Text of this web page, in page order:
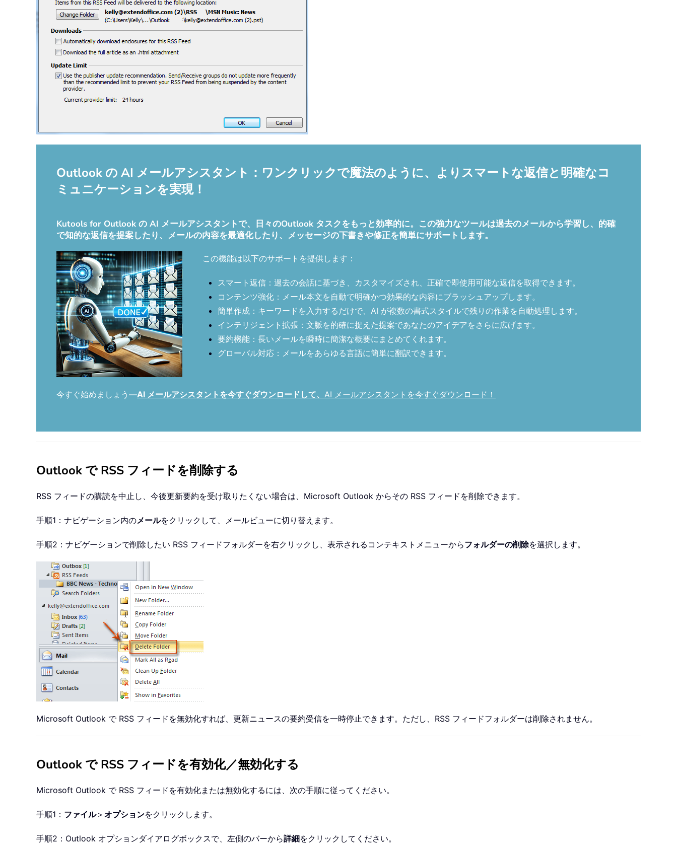
Outlook の AI メールアシスタント：ワンクリックで魔法のように、よりスマートな返信と明確なコ
ミュニケーションを実現！
Kutools for Outlook の AI メールアシスタントで、日々のOutlook タスクをもっと効率的に。この強力なツールは過去のメールから学習し、的確
で知的な返信を提案したり、メールの内容を最適化したり、メッセージの下書きや修正を簡単にサポートします。
この機能は以下のサポートを提供します：
スマート返信：過去の会話に基づき、カスタマイズされ、正確で即使用可能な返信を取得できます。
コンテンツ強化：メール本文を自動で明確かつ効果的な内容にブラッシュアップします。
簡単作成：キーワードを入力するだけで、AI が複数の書式スタイルで残りの作業を自動処理します。
インテリジェント拡張：文脈を的確に捉えた提案であなたのアイデアをさらに広げます。
要約機能：長いメールを瞬時に簡潔な概要にまとめてくれます。
グローバル対応：メールをあらゆる言語に簡単に翻訳できます。
今すぐ始めましょう—AI メールアシスタントを今すぐダウンロードして、 AI メールアシスタントを今すぐダウンロード！
Outlook で RSS フィードを削除する
RSS フィードの購読を中止し、今後更新要約を受け取りたくない場合は、Microsoft Outlook からその RSS フィードを削除できます。
手順1：ナビゲーション内のメールをクリックして、メールビューに切り替えます。
手順2：ナビゲーションで削除したい RSS フィードフォルダーを右クリックし、表示されるコンテキストメニューからフォルダーの削除を選択します。
Microsoft Outlook で RSS フィードを無効化すれば、更新ニュースの要約受信を一時停止できます。ただし、RSS フィードフォルダーは削除されません。
Outlook で RSS フィードを有効化／無効化する
Microsoft Outlook で RSS フィードを有効化または無効化するには、次の手順に従ってください。
手順1： ファイル＞ オプションをクリックします。
手順2：Outlook オプションダイアログボックスで、左側のバーから詳細をクリックしてください。